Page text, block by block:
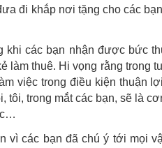
đi khắp nơi tặng cho các
khi các bạn nhận được bức
làm thuê. Hi vọng rằng trong
việc trong điều kiện thuận
tôi, trong mắt các bạn, sẽ là
vì các bạn đã chú ý tới mọi